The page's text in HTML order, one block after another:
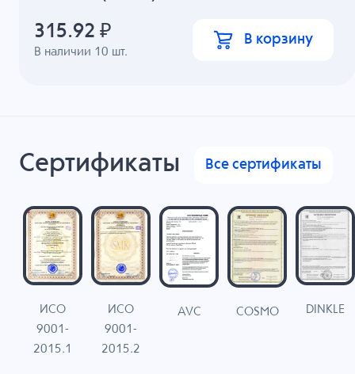
В наличии 10 шт.
315.92 ₽ В корзину
Сертификаты Все сертификаты
ИСО
9001-
2015.1
ИСО
9001-
2015.2
AVC COSMO DINKLE